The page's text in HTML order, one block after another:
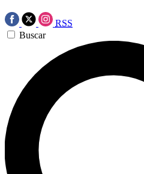
RSS
Buscar